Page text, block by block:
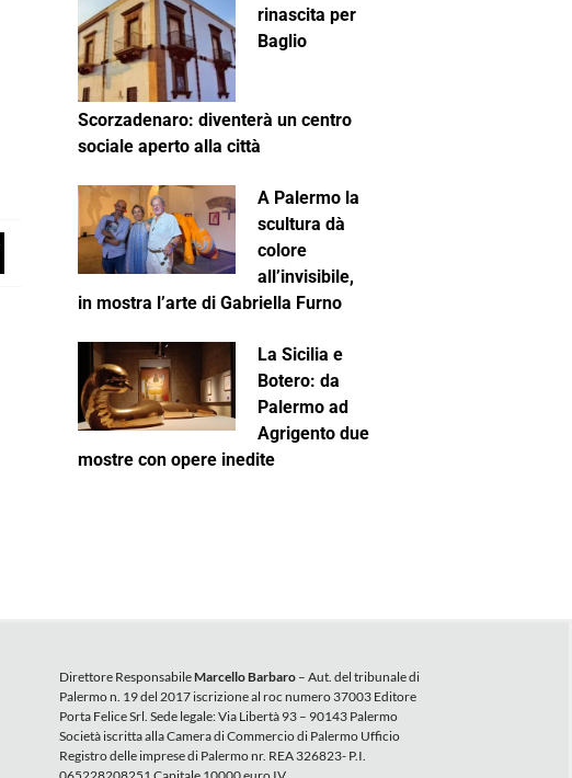
rinascita per
Baglio
Scorzadenaro: diventerà un centro
sociale aperto alla città
A Palermo la
scultura dà
colore
all’invisibile,
in mostra l’arte di Gabriella Furno
La Sicilia e
Botero: da
Palermo ad
Agrigento due
mostre con opere inedite
Direttore ResponsabileMarcello Barbaro– Aut. del tribunale di
Palermo n. 19 del 2017 iscrizione al roc numero 37003 Editore
Porta Felice Srl. Sede legale: Via Libertà 93 – 90143 Palermo
Società iscritta alla Camera di Commercio di Palermo Ufficio
Registro delle imprese di Palermo nr. REA 326823- P.I.